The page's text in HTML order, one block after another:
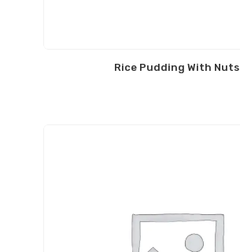
Rice Pudding With Nuts